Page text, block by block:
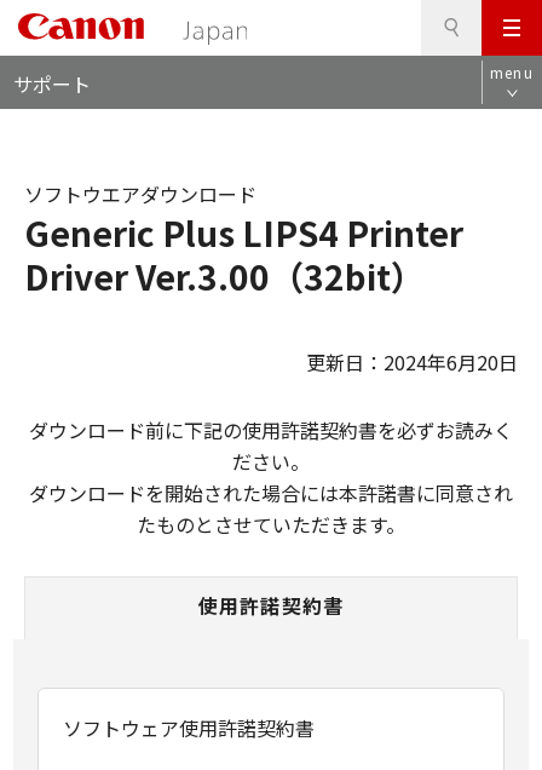
メ
ニ
ュ
サポート menu
Generic Plus LIPS4 Printer
Driver Ver.3.00（32bit）
ソフトウエアダウンロード
更新日：2024年6月20日
ダウンロード前に下記の使用許諾契約書を必ずお読みく
ださい。
ダウンロードを開始された場合には本許諾書に同意され
たものとさせていただきます。
使用許諾契約書
ソフトウェア使用許諾契約書